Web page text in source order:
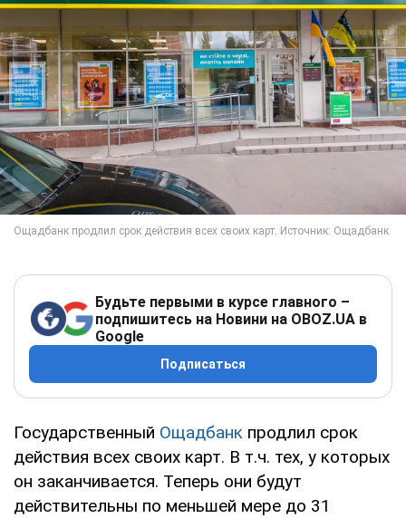
Будьте первыми в курсе главного –
подпишитесь на Новини на OBOZ.UA в
Google
Подписаться
Государственный Ощадбанк продлил срок
действия всех своих карт. В т.ч. тех, у которых
он заканчивается. Теперь они будут
действительны по меньшей мере до 31